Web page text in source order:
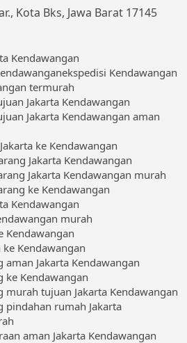
Kota Bks, Jawa Barat 17145
Kendawangan
ekspedisi Kendawangan
termurah
Jakarta Kendawangan
Jakarta Kendawangan aman
ke Kendawangan
Jakarta Kendawangan
Jakarta Kendawangan murah
ke Kendawangan
Kendawangan
murah
Kendawangan
Kendawangan
Jakarta Kendawangan
ke Kendawangan
murah tujuan Jakarta Kendawangan
pindahan rumah Jakarta
aman Jakarta Kendawangan